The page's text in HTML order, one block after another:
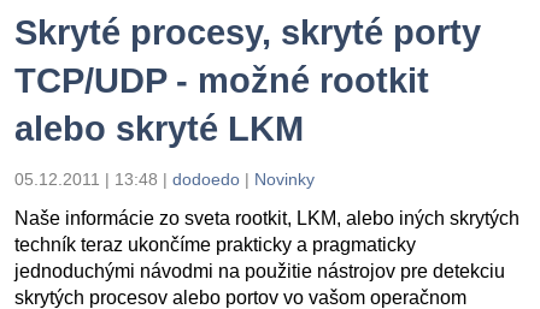
Skryté procesy, skryté porty
TCP/UDP - možné rootkit
alebo skryté LKM
05.12.2011 | 13:48 | dodoedo | Novinky
Naše informácie zo sveta rootkit, LKM, alebo iných skrytých
techník teraz ukončíme prakticky a pragmaticky
jednoduchými návodmi na použitie nástrojov pre detekciu
skrytých procesov alebo portov vo vašom operačnom